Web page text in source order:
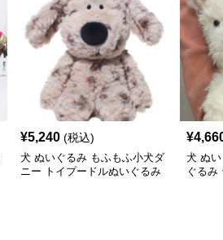
¥5,240 (税込)
犬 ぬいぐるみ もふもふ小犬ダ
ニー トイプードルぬいぐるみ
¥
犬 ぬ
ぐるみ